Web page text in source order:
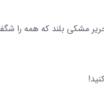
متنوع و زیبا دعوت می‌کنیم. این مجموعه شامل 53